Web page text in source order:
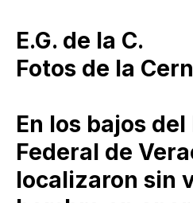
E.G. de la C.
Fotos de la
En los bajos del
Federal de
localizaron sin